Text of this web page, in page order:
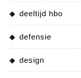
deeltijd hbo
defensie
design